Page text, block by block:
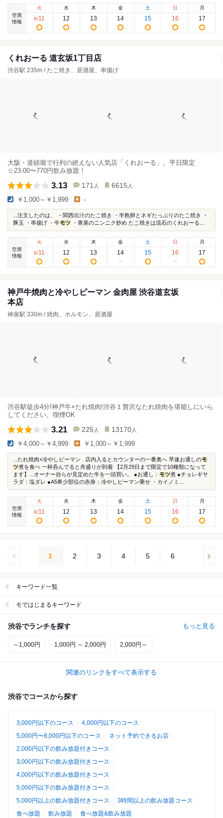
空席
情報
火
8/11
水
12
木
13
金
14
土
15
日
16
月
17
くれおーる 道玄坂1丁目店
渋谷駅 235m / たこ焼き、居酒屋、串揚げ
大阪・道頓堀で行列の絶えない人気店「くれおーる」。平日限定
☆23:00〜770円飲み放題！
3.13 171 人 6615 人
￥1,000～￥1,999 -
...注文したのは、 ・関西出汁のたこ焼き ・半熟卵とネギたっぷりのたこ焼き ・
豚玉 ・串揚げ ・牛モツ ・青菜のニンニク炒め たこ焼きは流石のくれおーる...
空席
情報
火
8/11
水
12
木
13
金
14
土
15
日
16
月
17
神戸牛焼肉と冷やしピーマン 金肉屋 渋谷道玄坂
本店
神泉駅 330m / 焼肉、ホルモン、居酒屋
渋谷駅徒歩4分!神戸牛×たれ焼肉!渋谷１贅沢なたれ焼肉を堪能しにいら
してください。喫煙OK
3.21 225 人 13170 人
￥4,000～￥4,999 ￥1,000～￥1,999
...たれ焼肉×冷やしピーマン . 店内入るとカウンターの一番奥へ 早速お通しのモ
ツ煮を食べ 一杯呑んでると舟盛りが到着 【2月29日まで限定で10種類になって
ます】...オーナー自らが見定めた牛を一頭買い。 ●お通し： モツ煮 ●チョレギサ
ラダ：塩ダレ ●A5希少部位の赤身：冷やしピーマン乗せ ・カイノミ...
空席
情報
火
8/11
水
12
木
13
金
14
土
15
日
16
月
17
1 2 3 4 5 6
キーワード一覧
モではじまるキーワード
渋谷でランチを探す もっと見る
～1,000円 1,000円 ～ 2,000円 2,000円～
関連のリンクをすべて表示する
渋谷でコースから探す
3,000円以下のコース
4,000円以下のコース
5,000円〜8,000円以下のコース
ネット予約できるお店
2,000円以下の飲み放題付きコース
3,000円以下の飲み放題付きコース
4,000円以下の飲み放題付きコース
5,000円以下の飲み放題付きコース
5,000円以上の飲み放題付きコース
3時間以上の飲み放題コース
食べ放題
飲み放題 食べ放題&飲み放題